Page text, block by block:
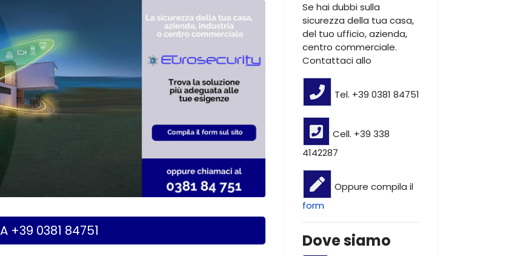
+39 0381 84751
Se hai dubbi sulla
sicurezza della tua casa,
del tuo ufficio, azienda,
centro commerciale.
Contattaci allo
Tel. +39 0381 84751
Cell. +39 338
4142287
Oppure compila il
form
Dove siamo